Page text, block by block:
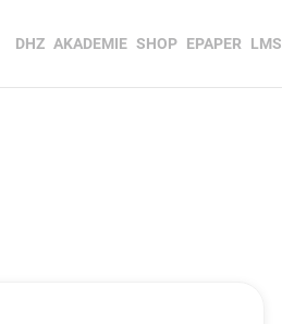
DHZ AKADEMIE SHOP EPAPER LMS